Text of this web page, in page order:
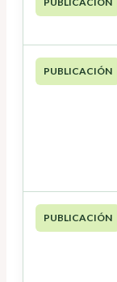
PUBLICACIÓN
PUBLICACIÓN